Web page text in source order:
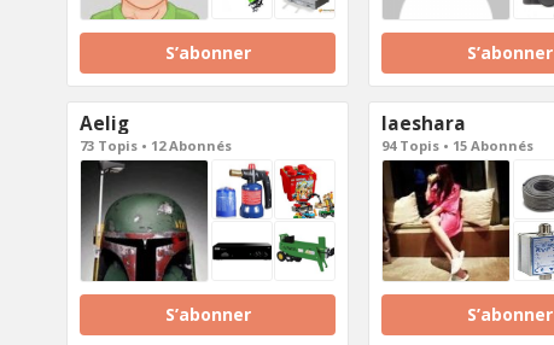
S’abonner S’abonner
Aelig
73 Topis • 12 Abonnés
S’abonner
laeshara
94 Topis • 15 Abonnés
S’abonner